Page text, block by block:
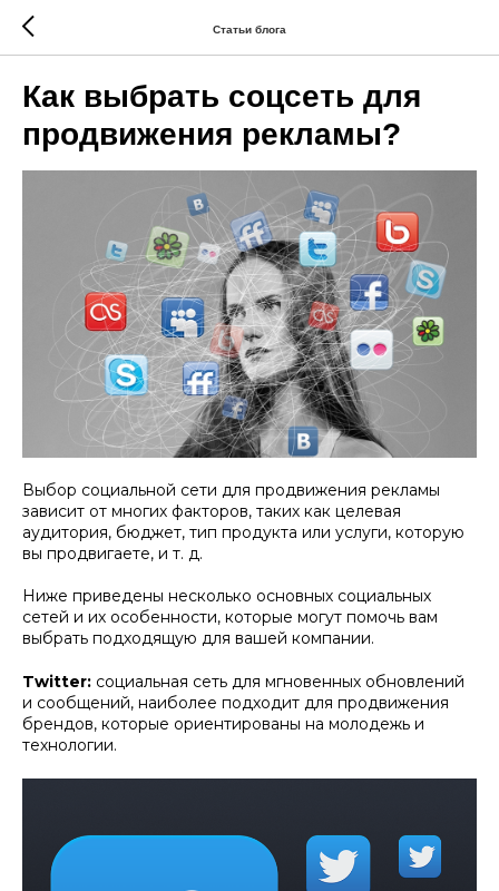
Статьи блога
Как выбрать соцсеть для
продвижения рекламы?
Выбор социальной сети для продвижения рекламы
зависит от многих факторов, таких как целевая
аудитория, бюджет, тип продукта или услуги, которую
вы продвигаете, и т. д.
Ниже приведены несколько основных социальных
сетей и их особенности, которые могут помочь вам
выбрать подходящую для вашей компании.
Twitter: социальная сеть для мгновенных обновлений
и сообщений, наиболее подходит для продвижения
брендов, которые ориентированы на молодежь и
технологии.